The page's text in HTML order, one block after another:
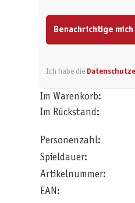
Benachrichtige mich
Ich habe die
Im Warenkorb:
Im Rückstand:
Personenzahl:
Spieldauer:
Artikelnummer:
EAN: